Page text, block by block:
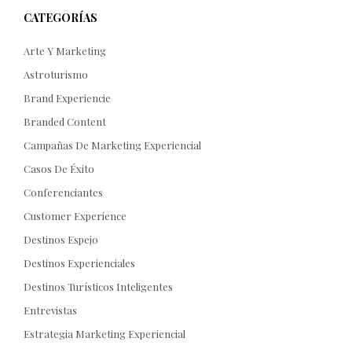
CATEGORÍAS
Arte Y Marketing
Astroturismo
Brand Experiencie
Branded Content
Campañas De Marketing Experiencial
Casos De Éxito
Conferenciantes
Customer Experience
Destinos Espejo
Destinos Experienciales
Destinos Turísticos Inteligentes
Entrevistas
Estrategia Marketing Experiencial